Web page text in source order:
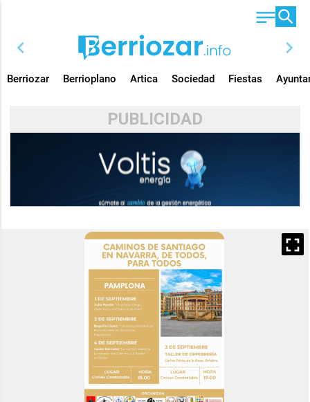
chevron_left chevron_right
Berriozar Berrioplano Artica Sociedad Fiestas
PUBLICIDAD